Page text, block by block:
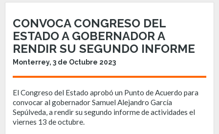
CONVOCA CONGRESO DEL
ESTADO A GOBERNADOR A
RENDIR SU SEGUNDO INFORME
Monterrey, 3 de Octubre 2023
El Congreso del Estado aprobó un Punto de Acuerdo para
convocar al gobernador Samuel Alejandro García
Sepúlveda, a rendir su segundo informe de actividades el
viernes 13 de octubre.